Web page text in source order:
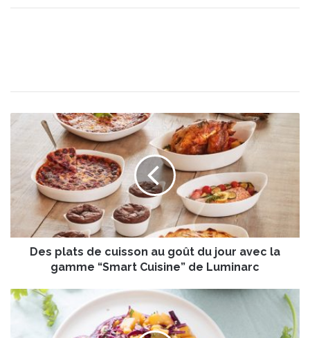
a
d
i
Des plats de cuisson au goût du jour avec la
gamme “Smart Cuisine” de Luminarc
S